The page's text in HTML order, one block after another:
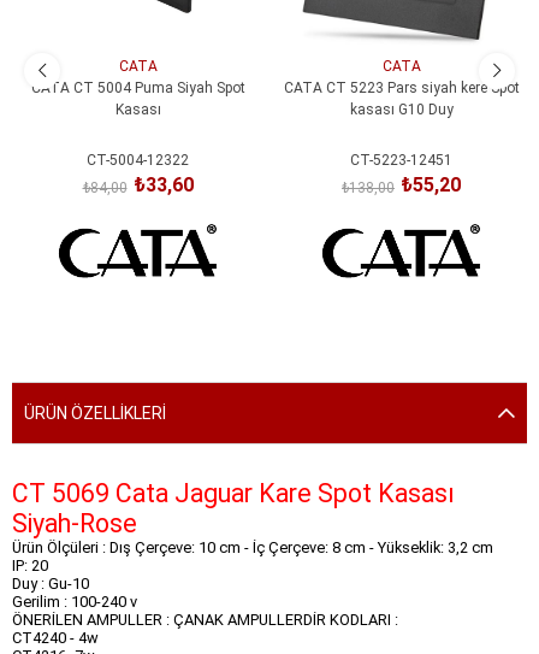
CATA
CATA CT 5004 Puma Siyah Spot
Kasası
CT-5004-12322
₺33,60
₺84,00
CATA
CATA CT 5223 Pars siyah kere Spot
kasası G10 Duy
CT-5223-12451
₺55,20
₺138,00
ÜRÜN ÖZELLIKLERI
CT 5069 Cata Jaguar Kare Spot Kasası
Siyah-Rose
Ürün Ölçüleri : Dış Çerçeve: 10 cm - İç Çerçeve: 8 cm - Yükseklik: 3,2 cm
IP: 20
Duy : Gu-10
Gerilim : 100-240 v
ÖNERİLEN AMPULLER : ÇANAK AMPULLERDİR KODLARI :
CT4240 - 4w